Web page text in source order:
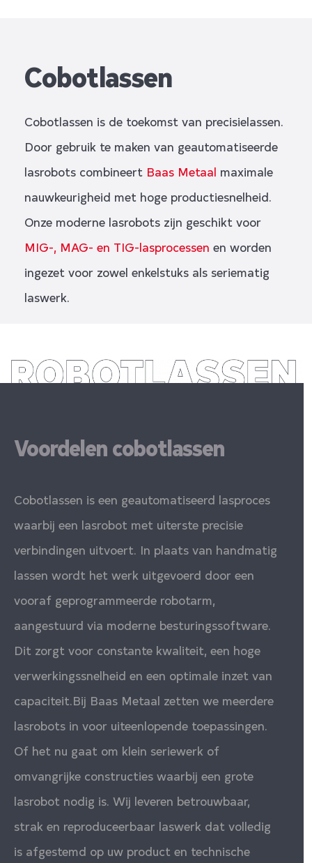
Cobotlassen
Cobotlassen is de toekomst van precisielassen.
Door gebruik te maken van geautomatiseerde
lasrobots combineert Baas Metaal maximale
nauwkeurigheid met hoge productiesnelheid.
Onze moderne lasrobots zijn geschikt voor
MIG-, MAG- en TIG-lasprocessen en worden
ingezet voor zowel enkelstuks als seriematig
laswerk.
Voordelen cobotlassen
Cobotlassen is een geautomatiseerd lasproces
waarbij een lasrobot met uiterste precisie
verbindingen uitvoert. In plaats van handmatig
lassen wordt het werk uitgevoerd door een
vooraf geprogrammeerde robotarm,
aangestuurd via moderne besturingssoftware.
Dit zorgt voor constante kwaliteit, een hoge
verwerkingssnelheid en een optimale inzet van
capaciteit.Bij Baas Metaal zetten we meerdere
lasrobots in voor uiteenlopende toepassingen.
Of het nu gaat om klein seriewerk of
omvangrijke constructies waarbij een grote
lasrobot nodig is. Wij leveren betrouwbaar,
strak en reproduceerbaar laswerk dat volledig
is afgestemd op uw product en technische